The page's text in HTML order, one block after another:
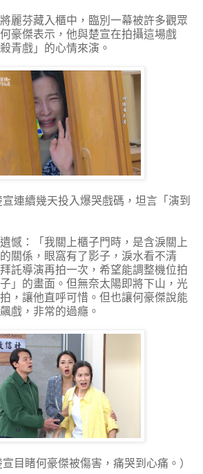
麗芬藏入櫃中，臨別一幕被許多觀眾
豪傑表示，他與楚宣在拍攝這場戲
青戲」的心情來演。
宣連續幾天投入爆哭戲碼，坦言「演到
憾：「我關上櫃子門時，是含淚關上
關係，眼窩有了影子，淚水看不清
託導演再拍一次，希望能調整機位拍
」的畫面。但無奈太陽即將下山，光
，讓他直呼可惜。但也讓何豪傑說能
戲，非常的過癮。
宣目睹何豪傑被傷害，痛哭到心痛。）